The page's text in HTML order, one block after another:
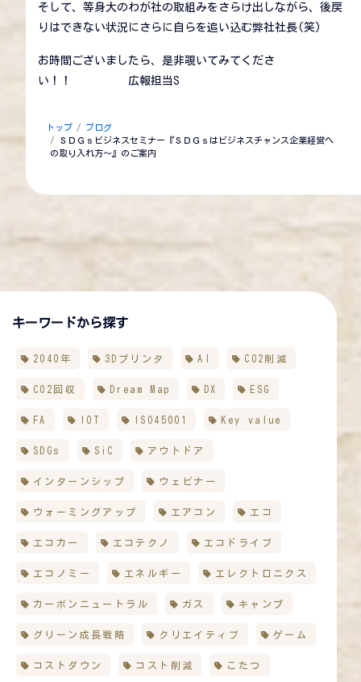
そして、等身大のわが社の取組みをさらけ出しながら、後戻
りはできない状況にさらに自らを追い込む弊社社長(笑)
お時間ございましたら、是非覗いてみてくださ
い！！ 広報担当S
トップ
ブログ
ＳＤＧｓビジネスセミナー『ＳＤＧｓはビジネスチャンス企業経営へ
の取り入れ方～』のご案内
キーワードから探す
2040年 3Dプリンタ AI CO2削減
CO2回収 Dream Map DX ESG
FA IOT ISO45001 Key value
SDGs SiC アウトドア
インターンシップ ウェビナー
ウォーミングアップ エアコン エコ
エコカー エコテクノ エコドライブ
エコノミー エネルギー エレクトロニクス
カーボンニュートラル ガス キャンプ
グリーン成長戦略 クリエイティブ ゲーム
コストダウン コスト削減 こたつ